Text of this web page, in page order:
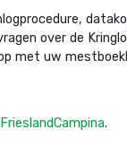
over de
met uw
FrieslandCampina.